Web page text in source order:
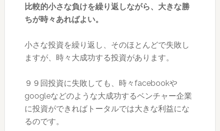
比較的小さな負けを繰り返しながら、大きな勝
ちが時々あればよい。
小さな投資を繰り返し、そのほとんどで失敗し
ますが、時々大成功する投資があります。
９９回投資に失敗しても、時々facebookや
googleなどのような大成功するベンチャー企業
に投資ができればトータルでは大きな利益にな
るのです。